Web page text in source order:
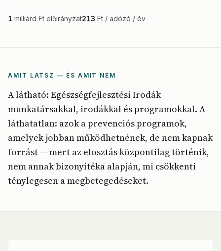
1 milliárd Ft előirányzat213 Ft / adózó / év
AMIT LÁTSZ — ÉS AMIT NEM
A látható: Egészségfejlesztési Irodák
munkatársakkal, irodákkal és programokkal. A
láthatatlan: azok a prevenciós programok,
amelyek jobban működhetnének, de nem kapnak
forrást — mert az elosztás központilag történik,
nem annak bizonyítéka alapján, mi csökkenti
ténylegesen a megbetegedéseket.